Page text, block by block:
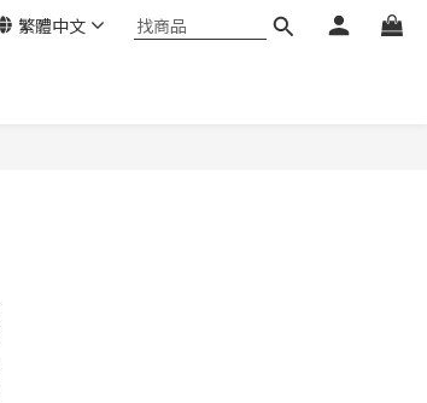
繁體中文